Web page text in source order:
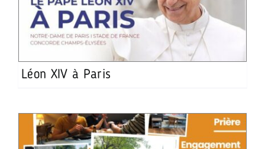
Léon XIV à Paris